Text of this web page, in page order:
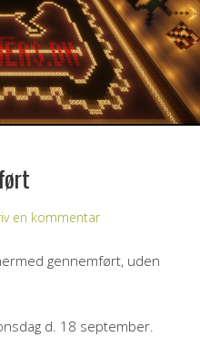
en kommentar
gennemført, uden
d. 18 september.